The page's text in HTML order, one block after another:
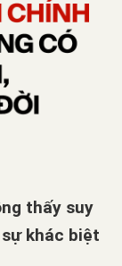
thấy suy
khác biệt